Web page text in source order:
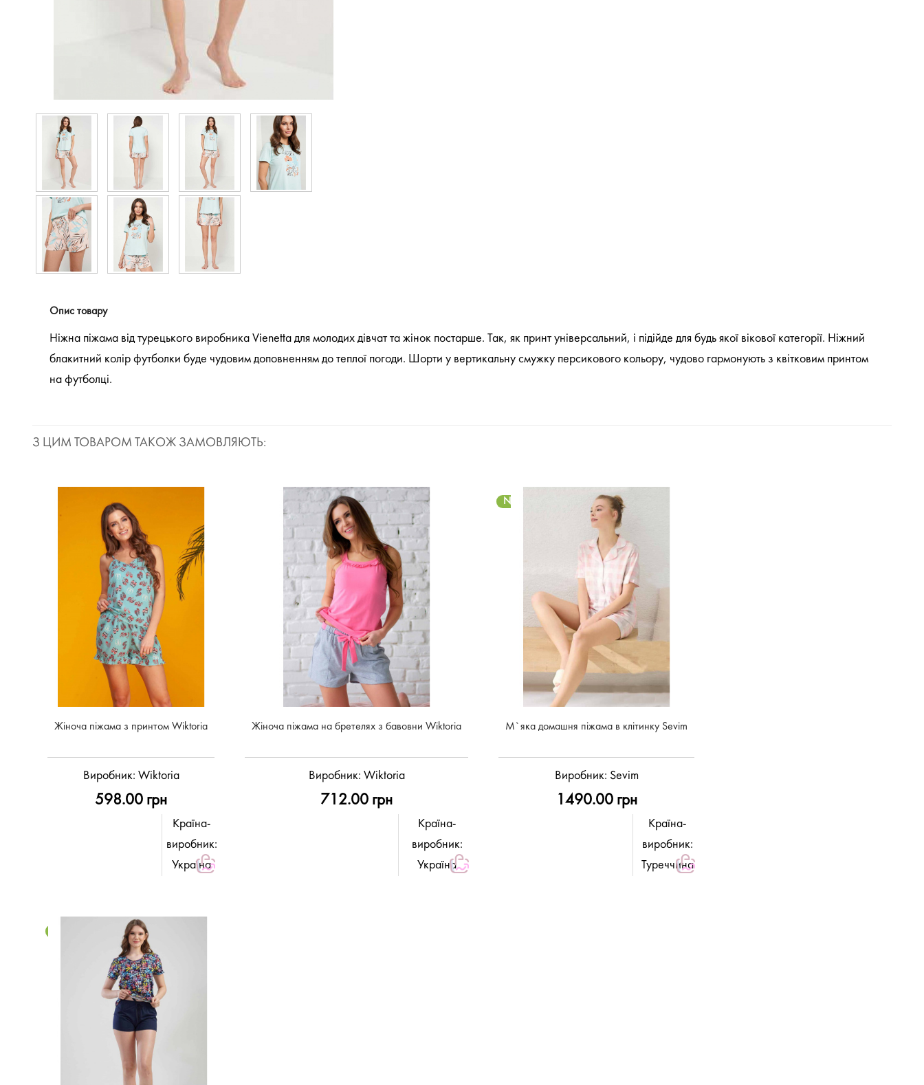
Опис товару
Ніжна піжама від турецького виробника Vienetta для молодих дівчат та жінок постарше. Так, як принт універсальний, і підійде для будь якої вікової категорії. Ніжний
блакитний колір футболки буде чудовим доповненням до теплої погоди. Шорти у вертикальну смужку персикового кольору, чудово гармонують з квітковим принтом
на футболці.
З ЦИМ ТОВАРОМ ТАКОЖ ЗАМОВЛЯЮТЬ:
Жіноча піжама з принтом Wiktoria
Виробник: Wiktoria
598.00 грн
Країна-
виробник:
Україна
Жіноча піжама на бретелях з бавовни Wiktoria
Виробник: Wiktoria
712.00 грн
Країна-
виробник:
Україна
NEW
М`яка домашня піжама в клітинку Sevim
Виробник: Sevim
1490.00 грн
Країна-
виробник:
Туреччина